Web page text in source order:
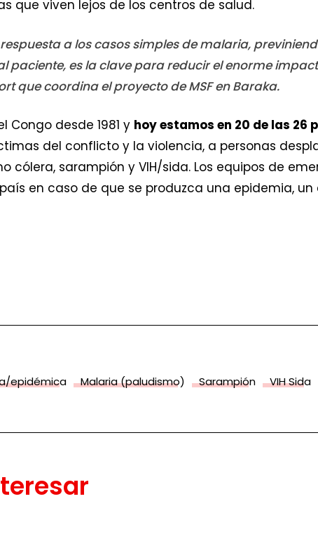
que viven lejos de los centros de salud.
a los casos simples de malaria,
es la clave para reducir el enorme
que coordina el proyecto de MSF en Baraka.
Congo desde 1981 y hoy estamos en 20 de las 26
del conflicto y la violencia, a personas
cólera, sarampión y VIH/sida. Los equipos de
en caso de que se produzca una epidemia,
epidémica Malaria (paludismo) Sarampión VIH Sida